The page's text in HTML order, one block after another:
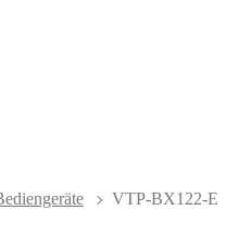
VTP-BX122-E